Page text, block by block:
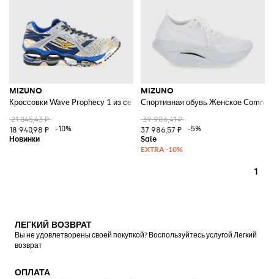
MIZUNO
Кроссовки Wave Prophecy 1 из сетки и технической ткани с
21 045,43 ₽
18 940,98 ₽
-10%
MIZUNO
Спортивная обувь Женское Comme
39 986,41 ₽
37 986,57 ₽
-5%
1
ЛЕГКИЙ ВОЗВРАТ
Вы не удовлетворены своей покупкой? Воспользуйтесь услугой Легкий
возврат
ОПЛАТА